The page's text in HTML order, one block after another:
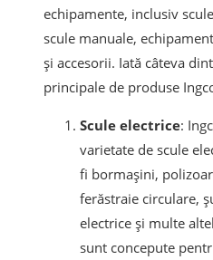
echipamente, inclusiv
scule manuale,
și accesorii. Iată câteva
principale de produse
Scule electrice:
varietate de scule
fi bormașini,
ferăstraie circulare,
electrice și multe
sunt concepute